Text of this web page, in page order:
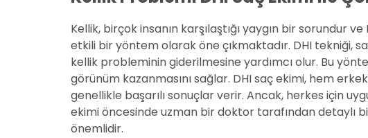
Kellik, birçok insanın karşılaştığı yaygın bir sorundur
etkili bir yöntem olarak öne çıkmaktadır. DHI tekniği,
kellik probleminin giderilmesine yardımcı olur. Bu
görünüm kazanmasını sağlar. DHI saç ekimi, hem
genellikle başarılı sonuçlar verir. Ancak, herkes için
ekimi öncesinde uzman bir doktor tarafından detaylı
önemlidir.